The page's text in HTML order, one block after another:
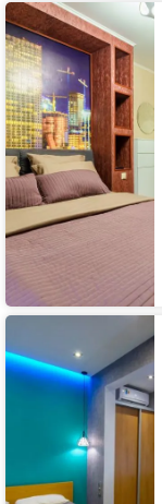
Апартаменты
На
Карла
Маркса
от
LetoApart
Апартаменты
n-
Joy
Venice